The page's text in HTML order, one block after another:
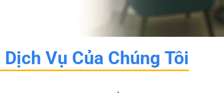
Dịch Vụ Của Chúng Tôi